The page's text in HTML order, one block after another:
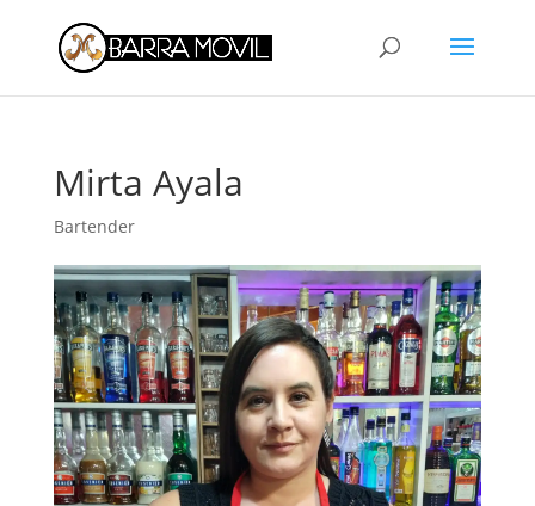
Mirta Ayala
Bartender